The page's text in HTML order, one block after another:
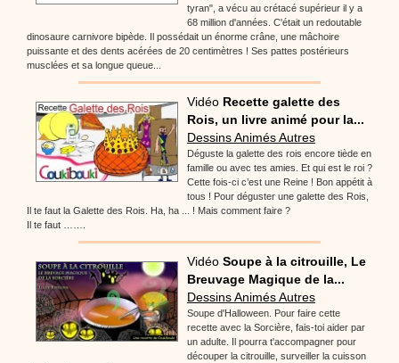
tyran", a vécu au crétacé supérieur il y a
68 million d'années. C'était un redoutable
dinosaure carnivore bipède. Il possédait un énorme crâne, une mâchoire
puissante et des dents acérées de 20 centimètres ! Ses pattes postérieurs
musclées et sa longue queue...
Vidéo Recette galette des
Rois, un livre animé pour la...
Dessins Animés Autres
Déguste la galette des rois encore tiède en
famille ou avec tes amies. Et qui est le roi ?
Cette fois-ci c’est une Reine ! Bon appétit à
tous ! Pour déguster une galette des Rois,
Il te faut la Galette des Rois. Ha, ha ... ! Mais comment faire ?
Il te faut …….
Vidéo Soupe à la citrouille, Le
Breuvage Magique de la...
Dessins Animés Autres
Soupe d'Halloween. Pour faire cette
recette avec la Sorcière, fais-toi aider par
un adulte. Il pourra t'accompagner pour
découper la citrouille, surveiller la cuisson